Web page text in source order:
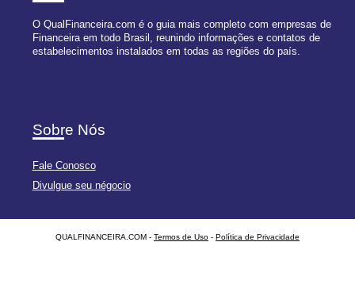
O QualFinanceira.com é o guia mais completo com empresas de
Financeira em todo Brasil, reunindo informações e contatos de
estabelecimentos instalados em todas as regiões do país.
Sobre Nós
Fale Conosco
Divulgue seu négocio
QUALFINANCEIRA.COM - Termos de Uso - Política de Privacidade